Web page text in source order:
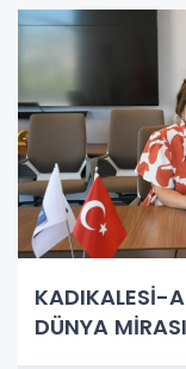
KADIKALESİ-
DÜNYA MİRASI